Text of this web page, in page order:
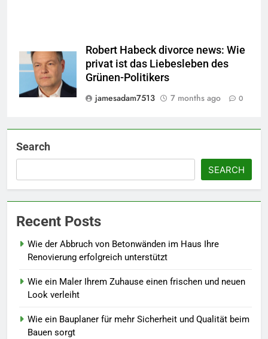
Robert Habeck divorce news: Wie
privat ist das Liebesleben des
Grünen-Politikers
jamesadam7513
7 months ago 0
Search
SEARCH
Recent Posts
Wie der Abbruch von Betonwänden im Haus Ihre
Renovierung erfolgreich unterstützt
Wie ein Maler Ihrem Zuhause einen frischen und neuen
Look verleiht
Wie ein Bauplaner für mehr Sicherheit und Qualität beim
Bauen sorgt